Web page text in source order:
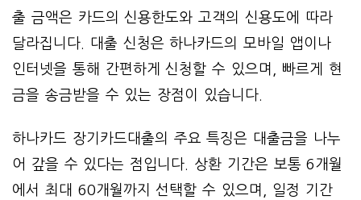
출 금액은 카드의 신용한도와 고객의 신용도에 따라
달라집니다. 대출 신청은 하나카드의 모바일 앱이나
인터넷을 통해 간편하게 신청할 수 있으며, 빠르게 현
금을 송금받을 수 있는 장점이 있습니다.
하나카드 장기카드대출의 주요 특징은 대출금을 나누
어 갚을 수 있다는 점입니다. 상환 기간은 보통 6개월
에서 최대 60개월까지 선택할 수 있으며, 일정 기간